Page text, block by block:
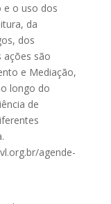
e o uso dos
da
dos
ações são
e Mediação,
longo do
de
agende-